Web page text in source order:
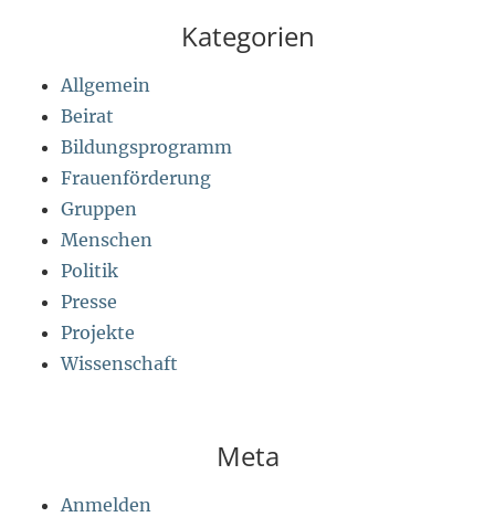
Kategorien
Allgemein
Beirat
Bildungsprogramm
Frauenförderung
Gruppen
Menschen
Politik
Presse
Projekte
Wissenschaft
Meta
Anmelden